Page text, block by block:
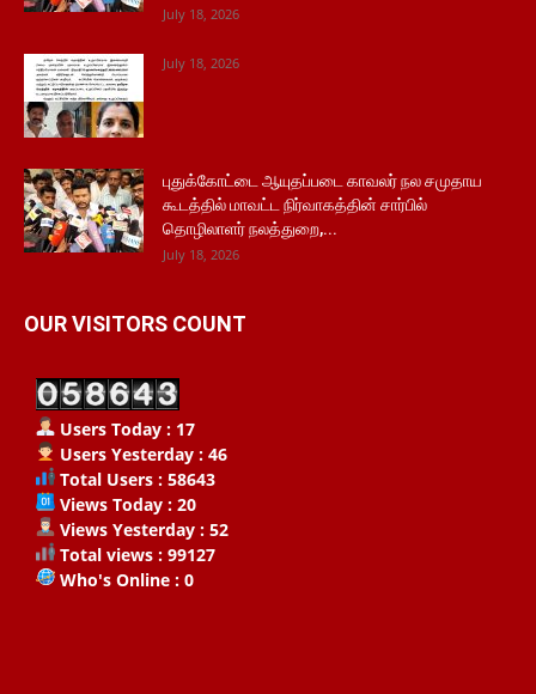
July 18, 2026
July 18, 2026
புதுக்கோட்டை ஆயுதப்படை காவலர் நல சமுதாய
கூடத்தில் மாவட்ட நிர்வாகத்தின் சார்பில்
தொழிலாளர் நலத்துறை,...
July 18, 2026
OUR VISITORS COUNT
Users Today : 17
Users Yesterday : 46
Total Users : 58643
Views Today : 20
Views Yesterday : 52
Total views : 99127
Who's Online : 0